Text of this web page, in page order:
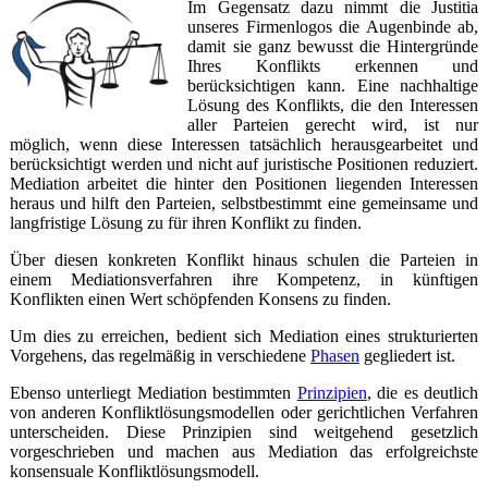
Im Gegensatz dazu nimmt die Justitia
unseres Firmenlogos die Augenbinde ab,
damit sie ganz bewusst die Hintergründe
Ihres Konflikts erkennen und
berücksichtigen kann. Eine nachhaltige
Lösung des Konflikts, die den Interessen
aller Parteien gerecht wird, ist nur
möglich, wenn diese Interessen tatsächlich herausgearbeitet und
berücksichtigt werden und nicht auf juristische Positionen reduziert.
Mediation arbeitet die hinter den Positionen liegenden Interessen
heraus und hilft den Parteien, selbstbestimmt eine gemeinsame und
langfristige Lösung zu für ihren Konflikt zu finden.
Über diesen konkreten Konflikt hinaus schulen die Parteien in
einem Mediationsverfahren ihre Kompetenz, in künftigen
Konflikten einen Wert schöpfenden Konsens zu finden.
Um dies zu erreichen, bedient sich Mediation eines strukturierten
Vorgehens, das regelmäßig in verschiedene Phasen gegliedert ist.
Ebenso unterliegt Mediation bestimmten Prinzipien, die es deutlich
von anderen Konfliktlösungsmodellen oder gerichtlichen Verfahren
unterscheiden. Diese Prinzipien sind weitgehend gesetzlich
vorgeschrieben und machen aus Mediation das erfolgreichste
konsensuale Konfliktlösungsmodell.